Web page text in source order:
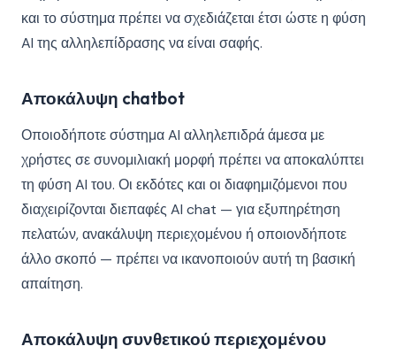
και το σύστημα πρέπει να σχεδιάζεται έτσι ώστε η φύση
AI της αλληλεπίδρασης να είναι σαφής.
Αποκάλυψη chatbot
Οποιοδήποτε σύστημα AI αλληλεπιδρά άμεσα με
χρήστες σε συνομιλιακή μορφή πρέπει να αποκαλύπτει
τη φύση AI του. Οι εκδότες και οι διαφημιζόμενοι που
διαχειρίζονται διεπαφές AI chat — για εξυπηρέτηση
πελατών, ανακάλυψη περιεχομένου ή οποιονδήποτε
άλλο σκοπό — πρέπει να ικανοποιούν αυτή τη βασική
απαίτηση.
Αποκάλυψη συνθετικού περιεχομένου